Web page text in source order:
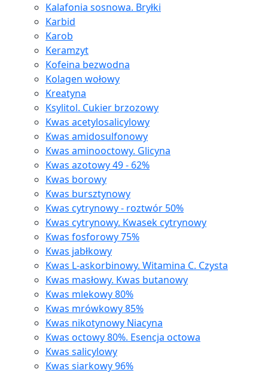
Kalafonia sosnowa. Bryłki
Karbid
Karob
Keramzyt
Kofeina bezwodna
Kolagen wołowy
Kreatyna
Ksylitol. Cukier brzozowy
Kwas acetylosalicylowy
Kwas amidosulfonowy
Kwas aminooctowy. Glicyna
Kwas azotowy 49 - 62%
Kwas borowy
Kwas bursztynowy
Kwas cytrynowy - roztwór 50%
Kwas cytrynowy. Kwasek cytrynowy
Kwas fosforowy 75%
Kwas jabłkowy
Kwas L-askorbinowy. Witamina C. Czysta
Kwas masłowy. Kwas butanowy
Kwas mlekowy 80%
Kwas mrówkowy 85%
Kwas nikotynowy Niacyna
Kwas octowy 80%. Esencja octowa
Kwas salicylowy
Kwas siarkowy 96%